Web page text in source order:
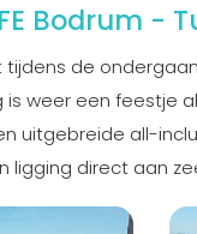
Bodrum -
tijdens de
weer een feestje
uitgebreide all-
ligging direct aan